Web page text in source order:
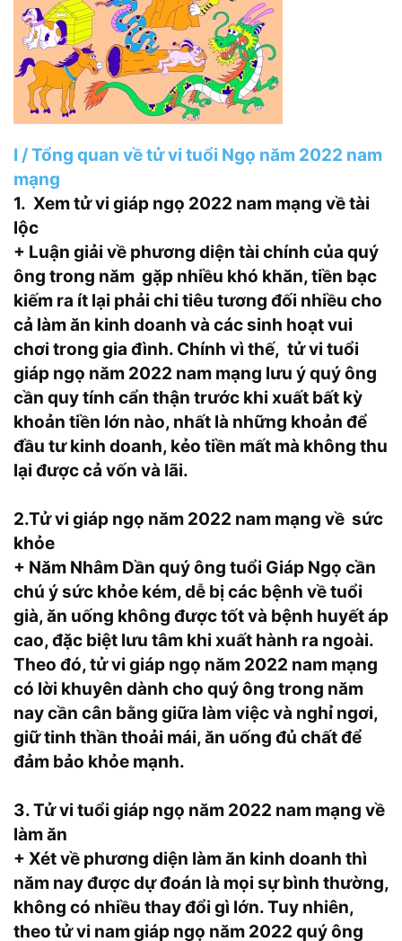
I / Tổng quan về tử vi tuổi Ngọ năm 2022 nam
mạng
1. Xem tử vi giáp ngọ 2022 nam mạng về tài
lộc
+ Luận giải về phương diện tài chính của quý
ông trong năm gặp nhiều khó khăn, tiền bạc
kiếm ra ít lại phải chi tiêu tương đối nhiều cho
cả làm ăn kinh doanh và các sinh hoạt vui
chơi trong gia đình. Chính vì thế, tử vi tuổi
giáp ngọ năm 2022 nam mạng lưu ý quý ông
cần quy tính cẩn thận trước khi xuất bất kỳ
khoản tiền lớn nào, nhất là những khoản để
đầu tư kinh doanh, kẻo tiền mất mà không thu
lại được cả vốn và lãi.
2.Tử vi giáp ngọ năm 2022 nam mạng về sức
khỏe
+ Năm Nhâm Dần quý ông tuổi Giáp Ngọ cần
chú ý sức khỏe kém, dễ bị các bệnh về tuổi
già, ăn uống không được tốt và bệnh huyết áp
cao, đặc biệt lưu tâm khi xuất hành ra ngoài.
Theo đó, tử vi giáp ngọ năm 2022 nam mạng
có lời khuyên dành cho quý ông trong năm
nay cần cân bằng giữa làm việc và nghỉ ngơi,
giữ tinh thần thoải mái, ăn uống đủ chất để
đảm bảo khỏe mạnh.
3. Tử vi tuổi giáp ngọ năm 2022 nam mạng về
làm ăn
+ Xét về phương diện làm ăn kinh doanh thì
năm nay được dự đoán là mọi sự bình thường,
không có nhiều thay đổi gì lớn. Tuy nhiên,
theo tử vi nam giáp ngọ năm 2022 quý ông